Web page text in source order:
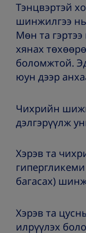
Тэнцвэртэй
шинжилгээ
Мөн та
хянах
боломжтой.
юун дээр
Чихрийн
дэлгэрүүлж
Хэрэв та
багасах)
Хэрэв та
илрүүлэх